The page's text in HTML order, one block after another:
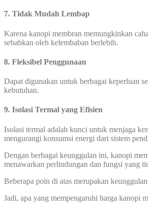
7. Tidak Mudah Lembap
Karena kanopi membran memungkinkan
sebabkan oleh kelembaban berlebih.
8. Fleksibel Penggunaan
Dapat digunakan untuk berbagai keperluan
kebutuhan.
9. Isolasi Termal yang Efisien
Isolasi termal adalah kunci untuk menjaga
mengurangi konsumsi energi dari sistem
Dengan berbagai keunggulan ini, kanopi
menawarkan perlindungan dan fungsi yang
Beberapa poin di atas merupakan
Jadi, apa yang mempengaruhi harga kanopi